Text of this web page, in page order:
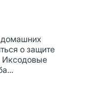
о защите
Иксодовые